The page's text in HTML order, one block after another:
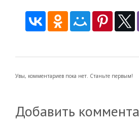
Увы, комментариев пока нет. Станьте первым!
Добавить